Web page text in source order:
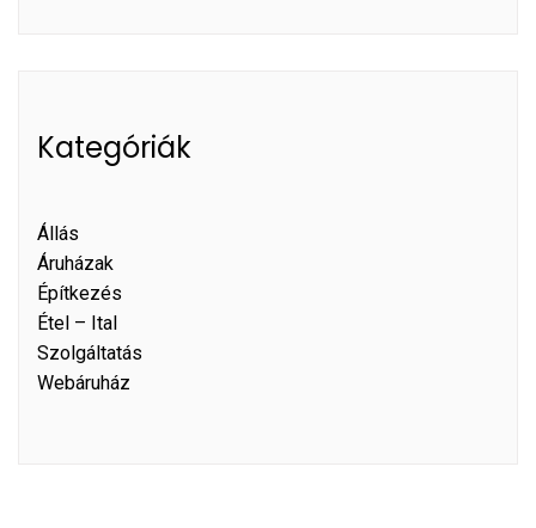
Kategóriák
Állás
Áruházak
Építkezés
Étel – Ital
Szolgáltatás
Webáruház